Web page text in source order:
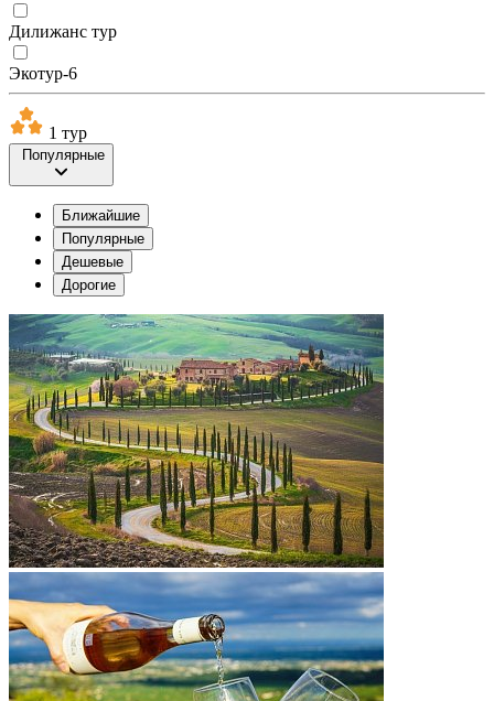
Дилижанс тур
Экотур-6
1 тур
Популярные
Ближайшие
Популярные
Дешевые
Дорогие